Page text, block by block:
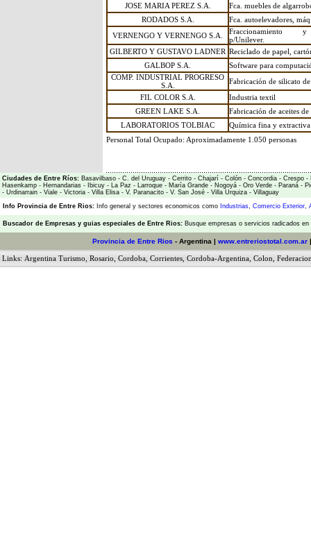
JOSE MARIA PEREZ S.A.
Fca. muebles de
RODADOS S.A.
Fca. autoelevadores,
VERNENGO Y VERNENGO S.A.
Fraccionamiento
p/Unilever.
GILBERTO Y GUSTAVO LADNER Reciclado de papel,
GALBOP S.A.
Software para
COMP. INDUSTRIAL PROGRESO
S.A.
Fabricación de silicato
FIL COLOR S.A.
Industria textil
GREEN LAKE S.A.
Fabricación de aceites de
LABORATORIOS TOLBIAC
Química fina y extractiva
Personal Total Ocupado: Aproximadamente 1.050 personas
Ciudades de Entre Ríos: Basavilbaso - C. del Uruguay - Cerrito - Chajarí - Colón - Concordia - Crespo -
Hasenkamp - Hernandarias - Ibicuy - La Paz - Larroque - María Grande - Nogoyá - Oro Verde - Paraná -
- Urdinarrain - Viale - Victoria - Villa Elisa - V. Paranacito - V. San José - Villa Urquiza - Villaguay
Info Provincia de Entre Rios: Info general y sectores economicos como Industrias, Comercio Exterior,
Buscador de Empresas y guias especiales de Entre Rios: Busque empresas o servicios radicados
Provincia de Entre Rios - Argentina | www.entreriostotal.com.ar
Links: Argentina Turismo Rosario Cordoba Corrientes Cordoba-Argentina Colon